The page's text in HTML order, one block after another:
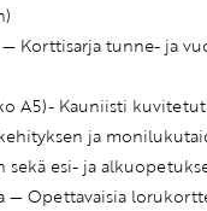
Korttisarja tunne- ja
A5)- Kauniisti
ja
sekä esi- ja
— Opettavaisia